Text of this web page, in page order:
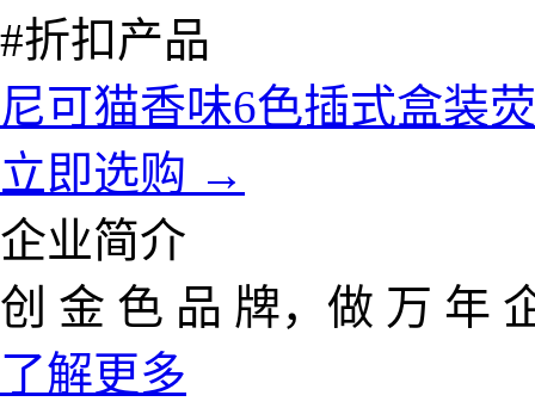
#折扣产品
尼可猫香味6色插式盒装
立即选购 →
企业简介
创 金 色 品 牌，做 万 年
了解更多